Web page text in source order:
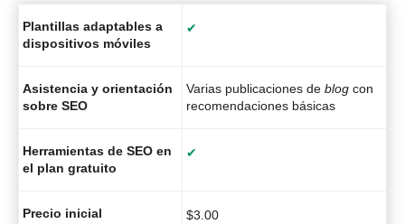
Plantillas adaptables a
dispositivos móviles
✔
Asistencia y orientación
sobre SEO
Varias publicaciones de blog con
recomendaciones básicas
Herramientas de SEO en
el plan gratuito
✔
Precio inicial $3.00